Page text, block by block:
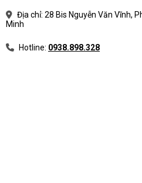
Địa chỉ: 28 Bis Nguyễn Văn Vĩnh,
Minh
Hotline: 0938.898.328